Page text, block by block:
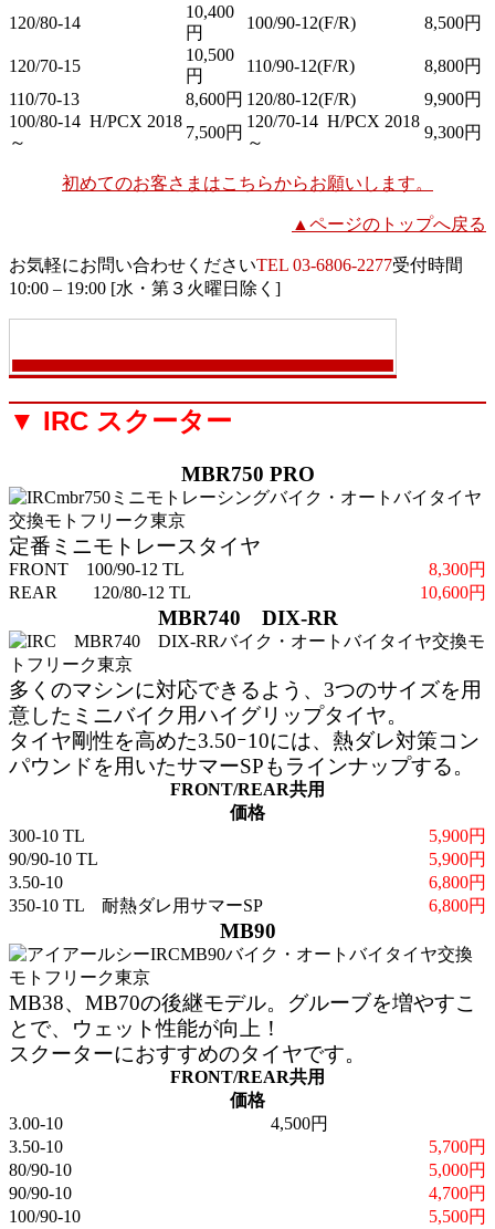
120/80-14
10,400
円
100/90-12(F/R) 8,500円
120/70-15
10,500
円
110/90-12(F/R)
8,800円
110/70-13
8,600円 120/80-12(F/R)
9,900円
100/80-14 H/PCX 2018
～
7,500円
120/70-14 H/PCX 2018
～
9,300円
初めてのお客さまはこちらからお願いします。
▲ページのトップへ戻る
お気軽にお問い合わせくださいTEL 03-6806-2277受付時間
10:00 – 19:00 [水・第３火曜日除く]
▼ IRC スクーター
MBR750 PRO
定番ミニモトレースタイヤ
FRONT 100/90-12 TL
8,300円
REAR 120/80-12 TL
10,600円
MBR740 DIX-RR
多くのマシンに対応できるよう、3つのサイズを用
意したミニバイク用ハイグリップタイヤ。
タイヤ剛性を高めた3.50ｰ10には、熱ダレ対策コン
パウンドを用いたサマーSPもラインナップする。
FRONT/REAR共用
価格
300-10 TL
5,900円
90/90-10 TL
5,900円
3.50-10
6,800円
350-10 TL 耐熱ダレ用サマーSP
6,800円
MB90
MB38、MB70の後継モデル。グルーブを増やすこ
とで、ウェット性能が向上！
スクーターにおすすめのタイヤです。
FRONT/REAR共用
価格
3.00-10
4,500円
3.50-10
5,700円
80/90-10
5,000円
90/90-10
4,700円
100/90-10
5,500円